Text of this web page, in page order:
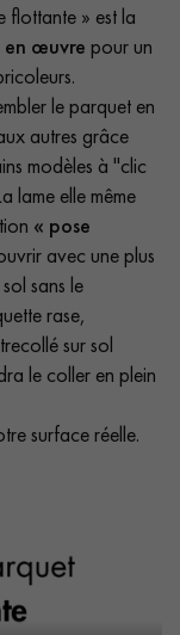
flottante » est la
en œuvre pour un
le parquet en
autres grâce
modèles à "clic
lame elle même
« pose
avec une plus
sans le
rase,
sur sol
le coller en plein
surface réelle.